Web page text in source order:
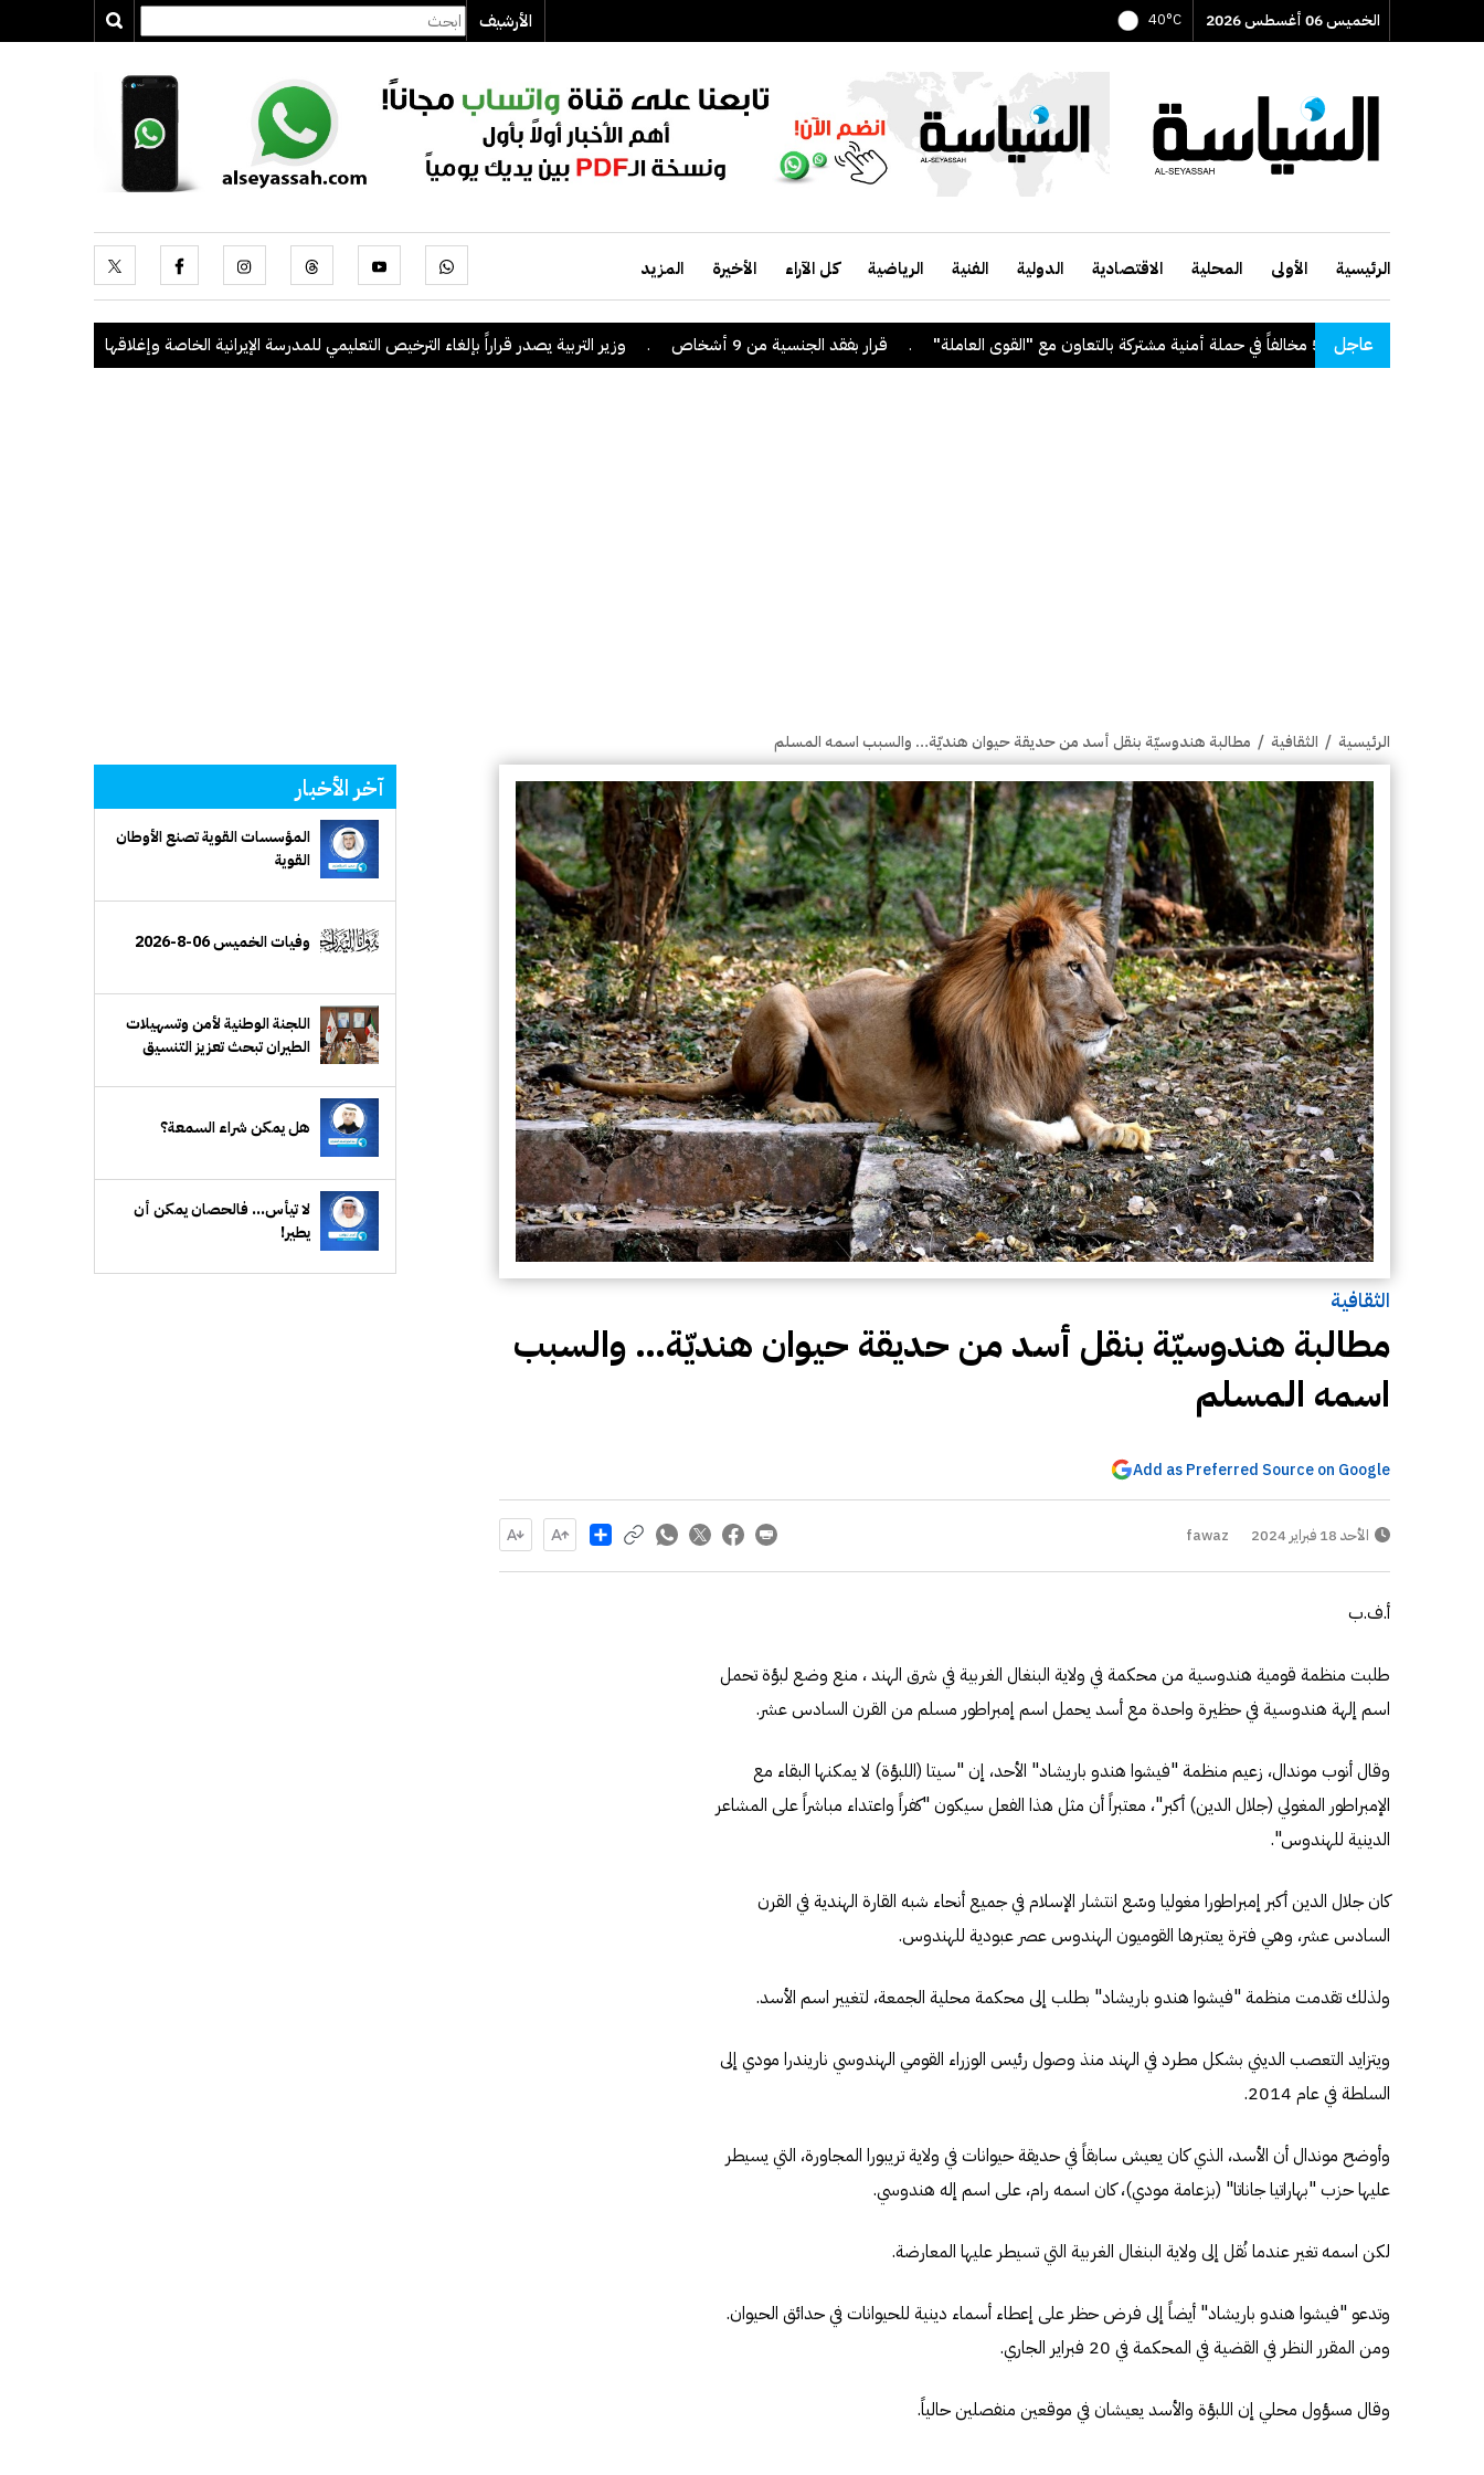
الخميس 06 أغسطس 2026 40°C الأرشيف
الرئيسية الأولى المحلية الاقتصادية الدولية الفنية الرياضية كل الآراء الأخيرة المزيد
عاجل . قرار بفقد الجنسية من 9 أشخاص وزير التربية يصدر قراراً بإلغاء الترخيص التعليمي للمدرسة الإيرانية الخاصة وإغلاقها "الداخلية": ضبط 56 مخالفاً في حملة أمنية مشتركة بالتعاون مع "القوى العاملة"
الرئيسية / الثقافية / مطالبة هندوسيّة بنقل أسد من حديقة حيوان هنديّة… والسبب اسمه المسلم
الثقافية
مطالبة هندوسيّة بنقل أسد من حديقة حيوان هنديّة… والسبب
اسمه المسلم
Add as Preferred Source on Google
الأحد 18 فبراير 2024 fawaz
Share
أ.ف.ب
طلبت منظمة قومية هندوسية من محكمة في ولاية البنغال الغربية في شرق الهند ، منع وضع لبؤة تحمل
اسم إلهة هندوسية في حظيرة واحدة مع أسد يحمل اسم إمبراطور مسلم من القرن السادس عشر.
وقال أنوب موندال، زعيم منظمة "فيشوا هندو باريشاد" الأحد، إن "سيتا (اللبؤة) لا يمكنها البقاء مع
الإمبراطور المغولي (جلال الدين) أكبر"، معتبراً أن مثل هذا الفعل سيكون "كفراً واعتداء مباشراً على المشاعر
الدينية للهندوس".
كان جلال الدين أكبر إمبراطورا مغوليا وسّع انتشار الإسلام في جميع أنحاء شبه القارة الهندية في القرن
السادس عشر، وهي فترة يعتبرها القوميون الهندوس عصر عبودية للهندوس.
ولذلك تقدمت منظمة "فيشوا هندو باريشاد" بطلب إلى محكمة محلية الجمعة، لتغيير اسم الأسد.
ويتزايد التعصب الديني بشكل مطرد في الهند منذ وصول رئيس الوزراء القومي الهندوسي ناريندرا مودي إلى
السلطة في عام 2014.
وأوضح موندال أن الأسد، الذي كان يعيش سابقاً في حديقة حيوانات في ولاية تريبورا المجاورة، التي يسيطر
عليها حزب "بهاراتيا جاناتا" (بزعامة مودي)، كان اسمه رام، على اسم إله هندوسي.
لكن اسمه تغير عندما نُقل إلى ولاية البنغال الغربية التي تسيطر عليها المعارضة.
وتدعو "فيشوا هندو باريشاد" أيضاً إلى فرض حظر على إعطاء أسماء دينية للحيوانات في حدائق الحيوان.
ومن المقرر النظر في القضية في المحكمة في 20 فبراير الجاري.
وقال مسؤول محلي إن اللبؤة والأسد يعيشان في موقعين منفصلين حالياً.
آخر الأخبار
المؤسسات القوية تصنع الأوطان
القوية
وفيات الخميس 06-8-2026
اللجنة الوطنية لأمن وتسهيلات
الطيران تبحث تعزيز التنسيق
هل يمكن شراء السمعة؟
ﻻ ﺗﻴﺄﺱ... ﻓﺎﻟﺤﺼﺎﻥ ﻳﻤﻜﻦ أﻥ
ﻳﻄﻴﺮ!